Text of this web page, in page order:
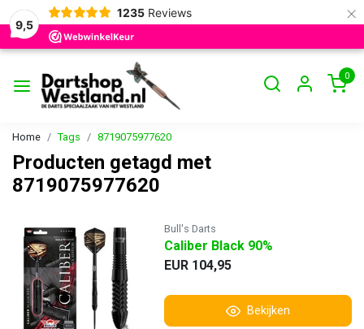
9,5
1235 Reviews ×
0
Home Tags 8719075977620
Producten getagd met
8719075977620
Bull's Darts
Caliber Black 90%
EUR 104,95
Bekijken